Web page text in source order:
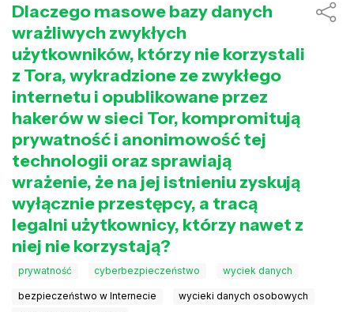
Dlaczego masowe bazy danych
wrażliwych zwykłych
użytkowników, którzy nie korzystali
z Tora, wykradzione ze zwykłego
internetu i opublikowane przez
hakerów w sieci Tor, kompromitują
prywatność i anonimowość tej
technologii oraz sprawiają
wrażenie, że na jej istnieniu zyskują
wyłącznie przestępcy, a tracą
legalni użytkownicy, którzy nawet z
niej nie korzystają?
prywatność cyberbezpieczeństwo wyciek danych
bezpieczeństwo w Internecie
wycieki danych osobowych